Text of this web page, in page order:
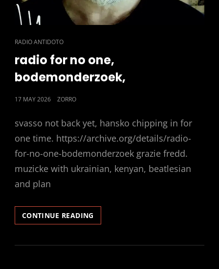
CAT
RADIO ANTIDOTO
radio for no one,
bodemonderzoek,
POSTED
17 MAY 2026 ZORRO
svasso not back yet, hansko chipping in for
one time. https://archive.org/details/radio-
for-no-one-bodemonderzoek grazie fredd.
muzicke with ukrainian, kenyan, beatlesian
and plan
CONTINUE READING
FOR
ONE,